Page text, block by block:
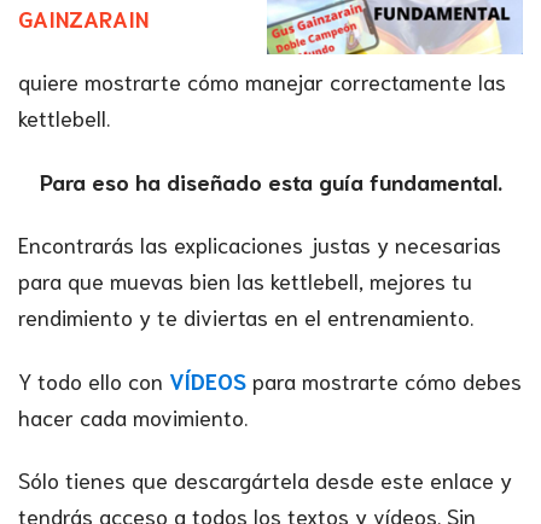
GAINZARAIN
quiere mostrarte cómo manejar correctamente las
kettlebell.
Para eso ha diseñado esta guía fundamental.
Encontrarás las explicaciones justas y necesarias
para que muevas bien las kettlebell, mejores tu
rendimiento y te diviertas en el entrenamiento.
Y todo ello con VÍDEOS para mostrarte cómo debes
hacer cada movimiento.
Sólo tienes que descargártela desde este enlace y
tendrás acceso a todos los textos y vídeos. Sin